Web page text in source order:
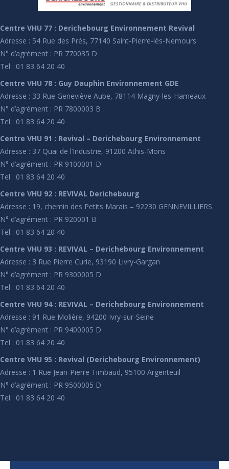
Centre VHU 77 : Derichebourg Environnement Revival
Adresse : 54 Rue des Prés, 77140 Saint-Pierre-lès-Nemours
N° d’agrément : PR 770035 D
Tel : 01 83 64 20 40
Centre VHU 78 : Guy Dauphin Environnement GDE
Adresse : 33 Rue Geneviève Aube, 78114 Magny-les-Hameaux
N° d’agrément : PR 7800003 B
Tel : 01 83 64 20 40
Centre VHU 91 : Revival – Derichebourg Environnement
Adresse : 37 Quai de l’Industrie, 91200 Athis-Mons
N° d’agrément : PR 9100001 D
Tel : 01 83 64 20 40
Centre VHU 92 : REVIVAL Derichebourg
Adresse : 19, chemin des Petits Marais – 92230 GENNEVILLIERS
N° d’agrément : PR 920001 B
Tel : 01 83 64 20 40
Centre VHU 93 : REVIVAL – Derichebourg Environnement
Adresse : 3 Rue Pierre Curie, 93190 Livry-Gargan
N° d’agrément : PR 9300005 D
Tel : 01 83 64 20 40
Centre VHU 94 : REVIVAL – Derichebourg Environnement
Adresse : 91 Rue Molière, 94200 Ivry-sur-Seine
N° d’agrément : PR 9400005 D
Tel : 01 83 64 20 40
Centre VHU 95 : Revival (Derichebourg Environnement)
Adresse : 1 Rue Jean-Pierre Timbaud, 95100 Argenteuil
N° d’agrément : PR 9500005 D
Tel : 01 83 64 20 40